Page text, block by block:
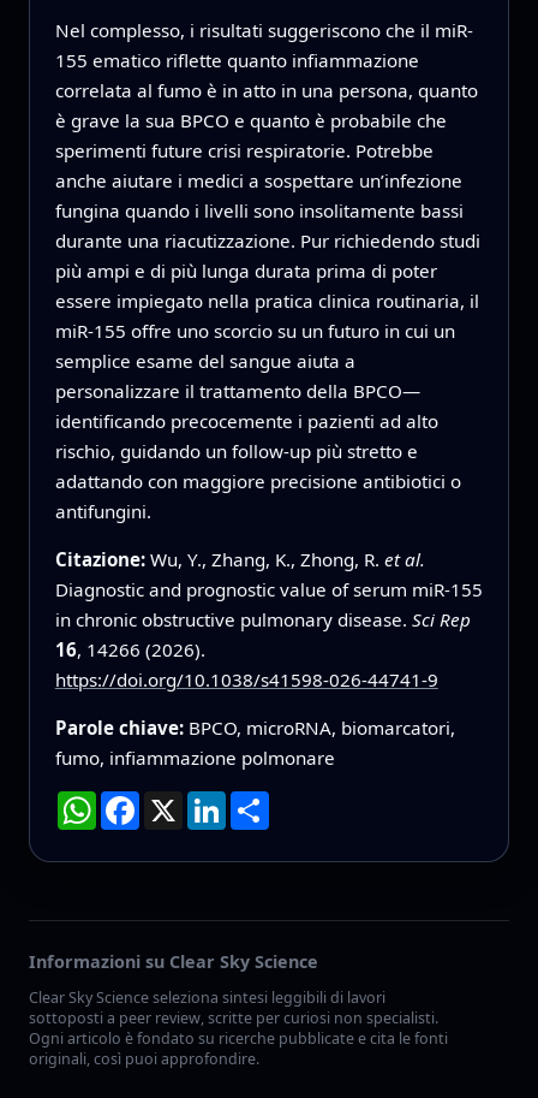
Nel complesso, i risultati suggeriscono che il miR-
155 ematico riflette quanto infiammazione
correlata al fumo è in atto in una persona, quanto
è grave la sua BPCO e quanto è probabile che
sperimenti future crisi respiratorie. Potrebbe
anche aiutare i medici a sospettare un’infezione
fungina quando i livelli sono insolitamente bassi
durante una riacutizzazione. Pur richiedendo studi
più ampi e di più lunga durata prima di poter
essere impiegato nella pratica clinica routinaria, il
miR-155 offre uno scorcio su un futuro in cui un
semplice esame del sangue aiuta a
personalizzare il trattamento della BPCO—
identificando precocemente i pazienti ad alto
rischio, guidando un follow-up più stretto e
adattando con maggiore precisione antibiotici o
antifungini.
Citazione: Wu, Y., Zhang, K., Zhong, R. et al.
Diagnostic and prognostic value of serum miR-155
in chronic obstructive pulmonary disease. Sci Rep
16, 14266 (2026).
https://doi.org/10.1038/s41598-026-44741-9
Parole chiave: BPCO, microRNA, biomarcatori,
fumo, infiammazione polmonare
WhatsApp
Facebook
X LinkedInCondividi
Informazioni su Clear Sky Science
Clear Sky Science seleziona sintesi leggibili di lavori
sottoposti a peer review, scritte per curiosi non specialisti.
Ogni articolo è fondato su ricerche pubblicate e cita le fonti
originali, così puoi approfondire.